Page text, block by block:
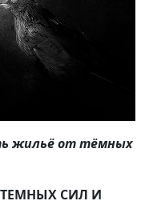
жильё от тёмных
СИЛ И